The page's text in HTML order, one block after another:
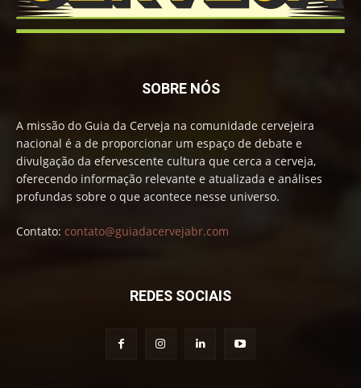
SOBRE NÓS
A missão do Guia da Cerveja na comunidade cervejeira
nacional é a de proporcionar um espaço de debate e
divulgação da efervescente cultura que cerca a cerveja,
oferecendo informação relevante e atualizada e análises
profundas sobre o que acontece nesse universo.
Contato: contato@guiadacervejabr.com
REDES SOCIAIS